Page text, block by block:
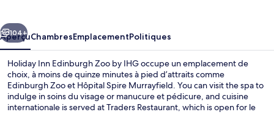
Zoo
by
IHG
Suivant
104+
AperçuChambresEmplacementPolitiques
Holiday Inn Edinburgh Zoo by IHG occupe un emplacement de
choix, à moins de quinze minutes à pied d’attraits comme
Edinburgh Zoo et Hôpital Spire Murrayfield. You can visit the spa to
indulge in soins du visage or manucure et pédicure, and cuisine
internationale is served at Traders Restaurant, which is open for le